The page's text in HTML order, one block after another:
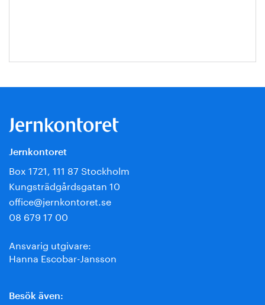
Jernkontoret
Box 1721, 111 87 Stockholm
Kungsträdgårdsgatan 10
office@jernkontoret.se
08 679 17 00
Ansvarig utgivare:
Hanna Escobar-Jansson
Besök även: